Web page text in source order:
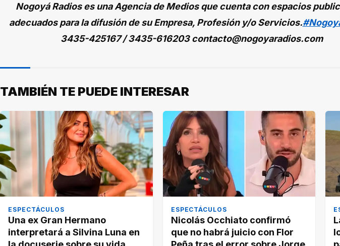
Nogoyá Radios es una Agencia de Medios que cuenta con espacios
adecuados para la difusión de su Empresa, Profesión y/o Servicios.
3435-425167 / 3435-616203 contacto@nogoyaradios.com
TAMBIÉN TE PUEDE INTERESAR
ESPECTÁCULOS
Una ex Gran Hermano
interpretará a Silvina Luna en
ESPECTÁCULOS
Nicolás Occhiato confirmó
que no habrá juicio con Flor